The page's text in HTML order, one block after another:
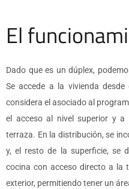
El
Dado que es un dúplex,
Se accede a la vivienda
considera el asociado al
el acceso al nivel superior y
terraza. En la distribución, se
y, el resto de la superficie, se
cocina con acceso directo a la
exterior, permitiendo tener un